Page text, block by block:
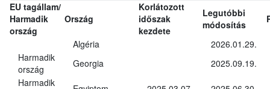
EU tagállam/
Harmadik
ország
Ország
Korlátozott
időszak
kezdete
Legutóbbi
módosítás
Algéria
2026.01.29.
Harmadik
ország
Georgia
2025.09.19.
Harmadik